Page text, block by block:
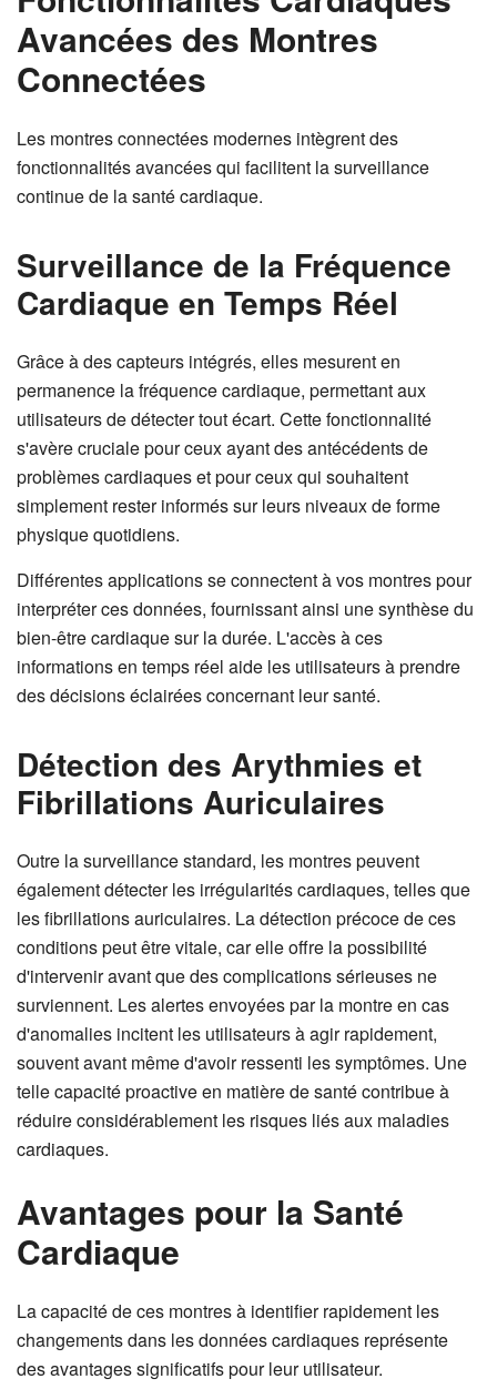
Avancées des Montres
Connectées
Les montres connectées modernes intègrent des
fonctionnalités avancées qui facilitent la surveillance
continue de la santé cardiaque.
Surveillance de la Fréquence
Cardiaque en Temps Réel
Grâce à des capteurs intégrés, elles mesurent en
permanence la fréquence cardiaque, permettant aux
utilisateurs de détecter tout écart. Cette fonctionnalité
s'avère cruciale pour ceux ayant des antécédents de
problèmes cardiaques et pour ceux qui souhaitent
simplement rester informés sur leurs niveaux de forme
physique quotidiens.
Différentes applications se connectent à vos montres pour
interpréter ces données, fournissant ainsi une synthèse du
bien-être cardiaque sur la durée. L'accès à ces
informations en temps réel aide les utilisateurs à prendre
des décisions éclairées concernant leur santé.
Détection des Arythmies et
Fibrillations Auriculaires
Outre la surveillance standard, les montres peuvent
également détecter les irrégularités cardiaques, telles que
les fibrillations auriculaires. La détection précoce de ces
conditions peut être vitale, car elle offre la possibilité
d'intervenir avant que des complications sérieuses ne
surviennent. Les alertes envoyées par la montre en cas
d'anomalies incitent les utilisateurs à agir rapidement,
souvent avant même d'avoir ressenti les symptômes. Une
telle capacité proactive en matière de santé contribue à
réduire considérablement les risques liés aux maladies
cardiaques.
Avantages pour la Santé
Cardiaque
La capacité de ces montres à identifier rapidement les
changements dans les données cardiaques représente
des avantages significatifs pour leur utilisateur.